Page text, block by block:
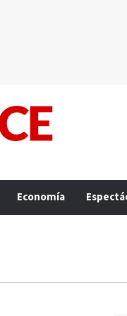
Economía